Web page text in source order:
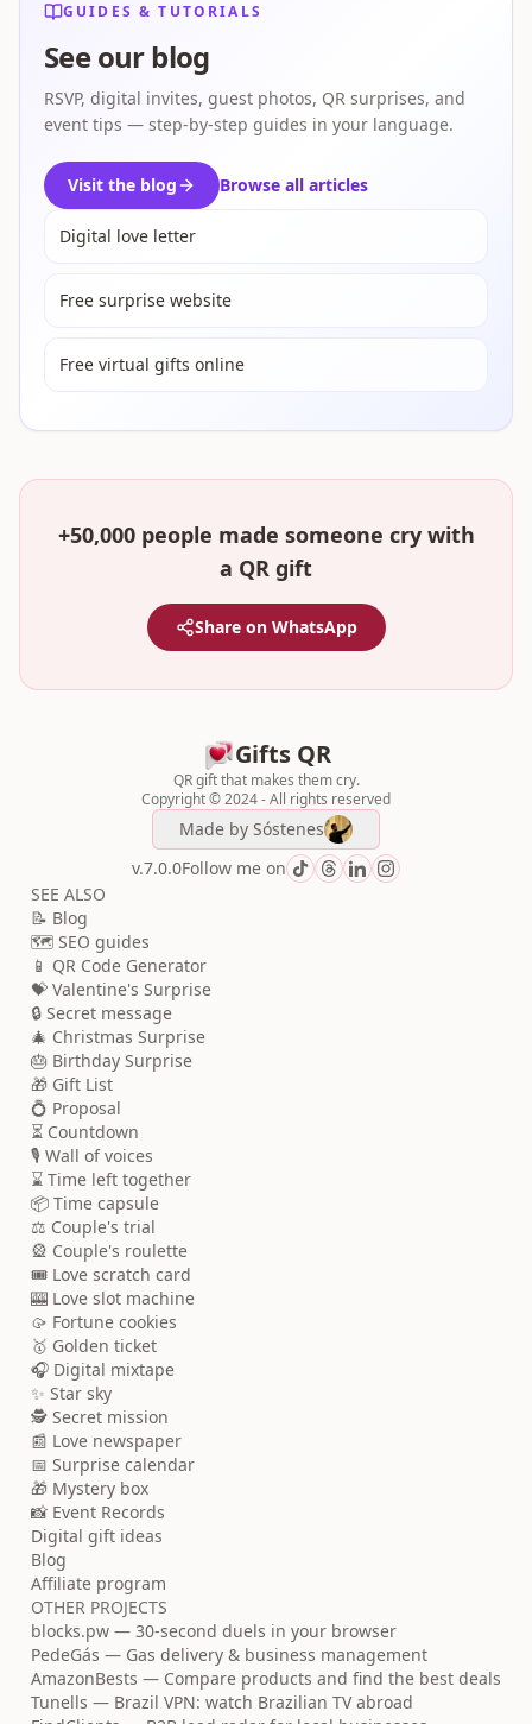
GUIDES & TUTORIALS
See our blog
RSVP, digital invites, guest photos, QR surprises, and
event tips — step-by-step guides in your language.
Visit the blog Browse all articles
Digital love letter
Free surprise website
Free virtual gifts online
+50,000 people made someone cry with
a QR gift
Share on WhatsApp
Gifts QR
QR gift that makes them cry.
Copyright © 2024 - All rights reserved
Made by Sóstenes
v.7.0.0Follow me on
SEE ALSO
📝 Blog
🗺️ SEO guides
📱 QR Code Generator
💝 Valentine's Surprise
🔒 Secret message
🎄 Christmas Surprise
🎂 Birthday Surprise
🎁 Gift List
💍 Proposal
⏳ Countdown
🎙️ Wall of voices
⌛ Time left together
📦 Time capsule
⚖️ Couple's trial
🎡 Couple's roulette
🎟️ Love scratch card
🎰 Love slot machine
🥠 Fortune cookies
🥇 Golden ticket
🎧 Digital mixtape
✨ Star sky
🕵️ Secret mission
📰 Love newspaper
📅 Surprise calendar
🎁 Mystery box
📸 Event Records
Digital gift ideas
Blog
Affiliate program
OTHER PROJECTS
blocks.pw — 30-second duels in your browser
PedeGás — Gas delivery & business management
AmazonBests — Compare products and find the best deals
Tunells — Brazil VPN: watch Brazilian TV abroad